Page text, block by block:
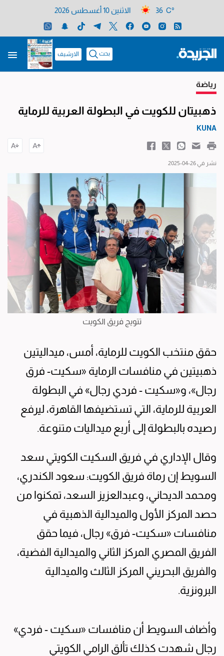
36 C° الاثنين 10 أغسطس 2026
بحث الارشيف
رياضة
ذهبيتان للكويت في البطولة العربية للرماية
KUNA
نشر في 26-04-2025
تتويج فريق الكويت
حقق منتخب الكويت للرماية، أمس، ميداليتين
ذهبيتين في منافسات الرماية «سكيت- فرق
رجال»، و«سكيت - فردي رجال» في البطولة
العربية للرماية، التي تستضيفها القاهرة، ليرفع
رصيده بالبطولة إلى أربع ميداليات متنوعة.
وقال الإداري في فريق السكيت الكويتي سعد
السويط إن رماة فريق الكويت: سعود الكندري،
ومحمد الديحاني، وعبدالعزيز السعد، تمكنوا من
حصد المركز الأول والميدالية الذهبية في
منافسات «سكيت- فرق» رجال، فيما حقق
الفريق المصري المركز الثاني والميدالية الفضية،
والفريق البحريني المركز الثالث والميدالية
البرونزية.
وأضاف السويط أن منافسات «سكيت - فردي»
رجال شهدت كذلك تألق الرامي الكويتي